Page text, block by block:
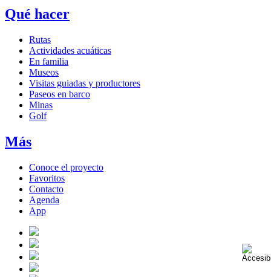
Qué hacer
Rutas
Actividades acuáticas
En familia
Museos
Visitas guiadas y productores
Paseos en barco
Minas
Golf
Más
Conoce el proyecto
Favoritos
Contacto
Agenda
App